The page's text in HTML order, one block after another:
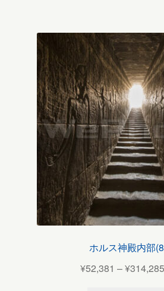
ホルス神殿内部
¥52,381 –¥314,285